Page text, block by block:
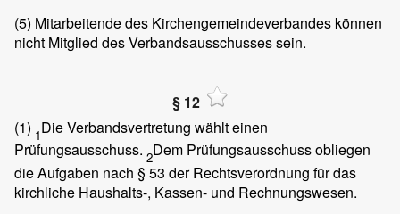
(5) Mitarbeitende des Kirchengemeindeverbandes können
nicht Mitglied des Verbandsausschusses sein.
§ 12
(1) 1Die Verbandsvertretung wählt einen
Prüfungsausschuss. 2Dem Prüfungsausschuss obliegen
die Aufgaben nach § 53 der Rechtsverordnung für das
kirchliche Haushalts-, Kassen- und Rechnungswesen.